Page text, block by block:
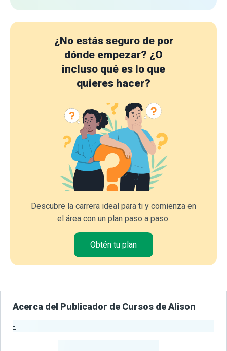
¿No estás seguro de por
dónde empezar? ¿O
incluso qué es lo que
quieres hacer?
Descubre la carrera ideal para ti y comienza en
el área con un plan paso a paso.
Obtén tu plan
Acerca del Publicador de Cursos de Alison
-